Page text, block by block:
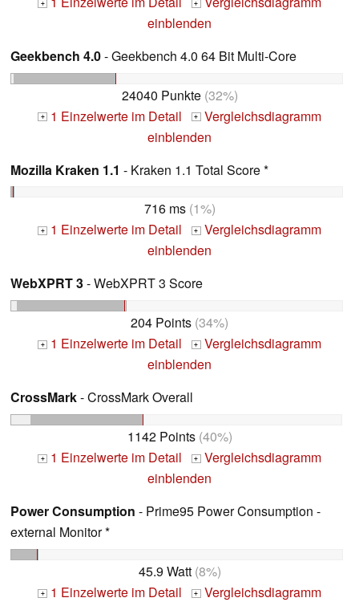
+ +
einblenden
Geekbench 4.0- Geekbench 4.0 64 Bit Multi-Core
24040 Punkte(32%)
+ 1 Einzelwerte im Detail + Vergleichsdiagramm
einblenden
Mozilla Kraken 1.1 - Kraken 1.1 Total Score *
716 ms(1%)
+ 1 Einzelwerte im Detail + Vergleichsdiagramm
einblenden
WebXPRT 3- WebXPRT 3 Score
204 Points (34%)
+ 1 Einzelwerte im Detail + Vergleichsdiagramm
einblenden
CrossMark- CrossMark Overall
1142 Points(40%)
+ 1 Einzelwerte im Detail + Vergleichsdiagramm
einblenden
Power Consumption - Prime95 Power Consumption -
external Monitor *
45.9 Watt(8%)
+ 1 Einzelwerte im Detail + Vergleichsdiagramm